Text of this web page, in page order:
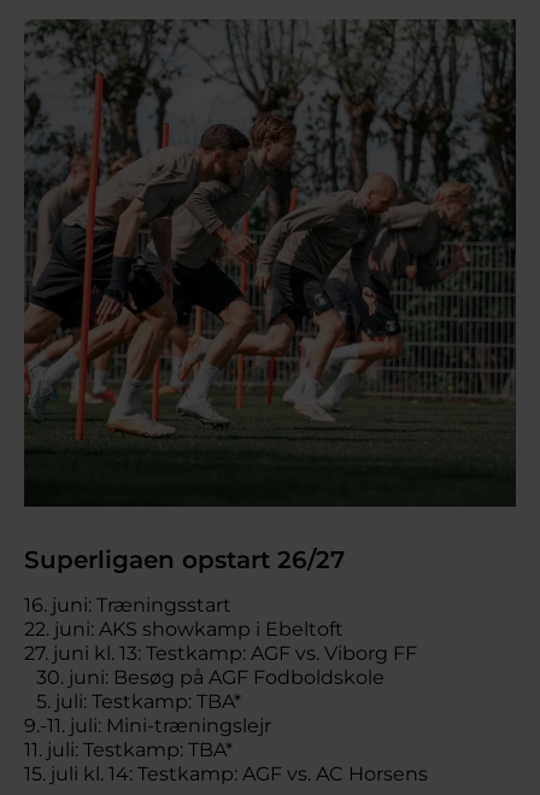
Superligaen opstart 26/27
16. juni: Træningsstart
22. juni: AKS showkamp i Ebeltoft
27. juni kl. 13: Testkamp: AGF vs. Viborg FF
30. juni: Besøg på AGF Fodboldskole
5. juli: Testkamp: TBA*
9.-11. juli: Mini-træningslejr
11. juli: Testkamp: TBA*
15. juli kl. 14: Testkamp: AGF vs. AC Horsens